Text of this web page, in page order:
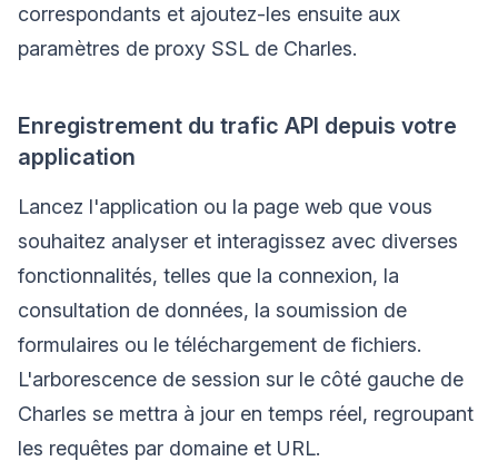
correspondants et ajoutez-les ensuite aux
paramètres de proxy SSL de Charles.
Enregistrement du trafic API depuis votre
application
Lancez l'application ou la page web que vous
souhaitez analyser et interagissez avec diverses
fonctionnalités, telles que la connexion, la
consultation de données, la soumission de
formulaires ou le téléchargement de fichiers.
L'arborescence de session sur le côté gauche de
Charles se mettra à jour en temps réel, regroupant
les requêtes par domaine et URL.